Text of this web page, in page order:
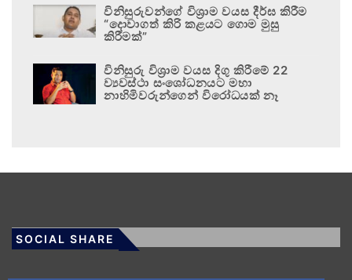
විනිසුරුවන්ගේ විශ්‍රාම වයස දීර්ඝ කිරීම
“දොවාගත් කිරි කළයට ගොම මුසු
කිරීමක්”
විනිසුරු විශ්‍රාම වයස දිගු කිරීමේ 22
ව්‍යවස්ථා සංශෝධනයට මහා
නාහිමිවරුන්ගෙන් විරෝධයක් නෑ
SOCIAL SHARE